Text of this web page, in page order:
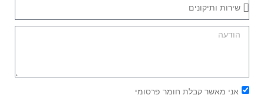
אני מאשר קבלת חומר פרסומי